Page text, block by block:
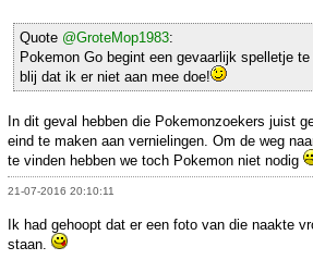
Quote @GroteMop1983:
Pokemon Go begint een gevaarlijk spelletje te
blij dat ik er niet aan mee doe!
In dit geval hebben die Pokemonzoekers juist
eind te maken aan vernielingen. Om de weg
te vinden hebben we toch Pokemon niet nodig
21-07-2016 20:10:11
Ik had gehoopt dat er een foto van die naakte
staan.